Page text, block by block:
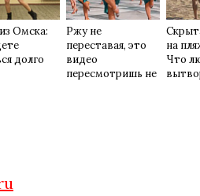
Омска:
долго
Ржу не
переставая, это
видео
пересмотришь не
на
Что